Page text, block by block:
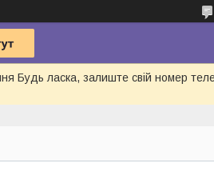
Будь ласка, залиште свій номер